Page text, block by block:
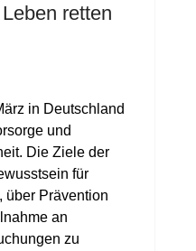
retten
in Deutschland
und
Die Ziele der
für
über Prävention
an
zu